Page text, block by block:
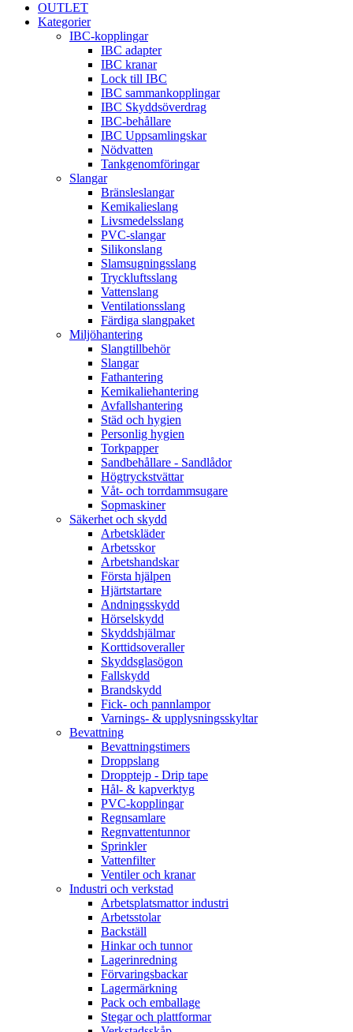
OUTLET
Kategorier
IBC-kopplingar
IBC adapter
IBC kranar
Lock till IBC
IBC sammankopplingar
IBC Skyddsöverdrag
IBC-behållare
IBC Uppsamlingskar
Nödvatten
Tankgenomföringar
Slangar
Bränsleslangar
Kemikalieslang
Livsmedelsslang
PVC-slangar
Silikonslang
Slamsugningsslang
Tryckluftsslang
Vattenslang
Ventilationsslang
Färdiga slangpaket
Miljöhantering
Slangtillbehör
Slangar
Fathantering
Kemikaliehantering
Avfallshantering
Städ och hygien
Personlig hygien
Torkpapper
Sandbehållare - Sandlådor
Högtryckstvättar
Våt- och torrdammsugare
Sopmaskiner
Säkerhet och skydd
Arbetskläder
Arbetsskor
Arbetshandskar
Första hjälpen
Hjärtstartare
Andningsskydd
Hörselskydd
Skyddshjälmar
Korttidsoveraller
Skyddsglasögon
Fallskydd
Brandskydd
Fick- och pannlampor
Varnings- & upplysningsskyltar
Bevattning
Bevattningstimers
Droppslang
Dropptejp - Drip tape
Hål- & kapverktyg
PVC-kopplingar
Regnsamlare
Regnvattentunnor
Sprinkler
Vattenfilter
Ventiler och kranar
Industri och verkstad
Arbetsplatsmattor industri
Arbetsstolar
Backställ
Hinkar och tunnor
Lagerinredning
Förvaringsbackar
Lagermärkning
Pack och emballage
Stegar och plattformar